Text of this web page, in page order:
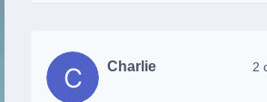
Charlie 2